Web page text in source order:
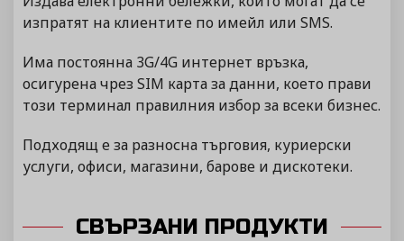
изпратят на клиентите по имейл или SMS.
Има постоянна 3G/4G интернет връзка,
осигурена чрез SIM карта за данни, което прави
този терминал правилния избор за всеки бизнес.
Подходящ е за разносна търговия, куриерски
услуги, офиси, магазини, барове и дискотеки.
СВЪРЗАНИ ПРОДУКТИ